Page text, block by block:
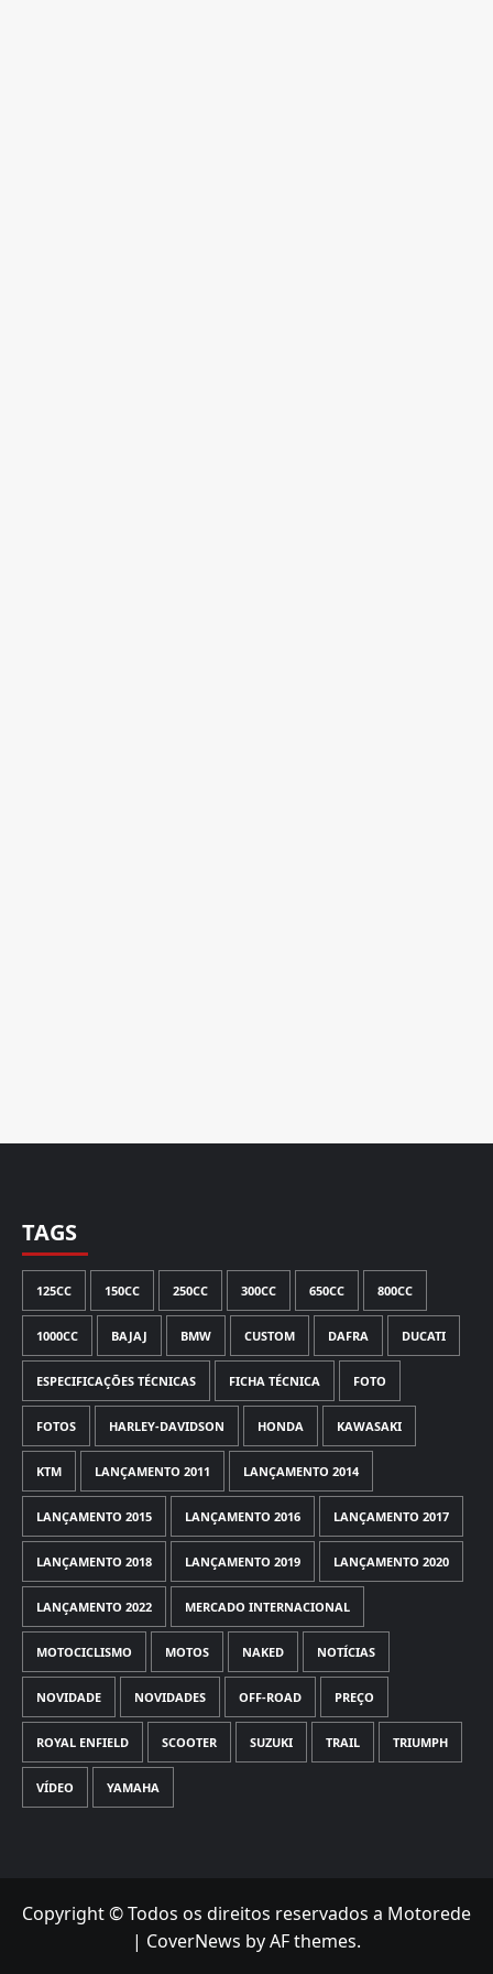
TAGS
125CC 150CC 250CC 300CC 650CC 800CC
1000CC BAJAJ BMW CUSTOM DAFRA DUCATI
ESPECIFICAÇÕES TÉCNICAS FICHA TÉCNICA FOTO
FOTOS HARLEY-DAVIDSON HONDA KAWASAKI
KTM LANÇAMENTO 2011 LANÇAMENTO 2014
LANÇAMENTO 2015 LANÇAMENTO 2016 LANÇAMENTO 2017
LANÇAMENTO 2018 LANÇAMENTO 2019 LANÇAMENTO 2020
LANÇAMENTO 2022 MERCADO INTERNACIONAL
MOTOCICLISMO MOTOS NAKED NOTÍCIAS
NOVIDADE NOVIDADES OFF-ROAD PREÇO
ROYAL ENFIELD SCOOTER SUZUKI TRAIL TRIUMPH
VÍDEO YAMAHA
Copyright © Todos os direitos reservados a Motorede
| CoverNews by AF themes.